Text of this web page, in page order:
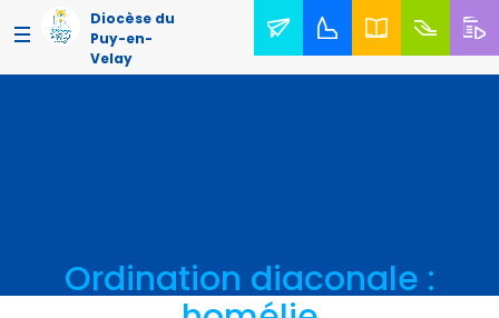
Diocèse du
Puy-en-
Velay
Ordination diaconale :